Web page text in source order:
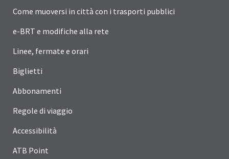
Come muoversi in città con i trasporti pubblici
e-BRT e modifiche alla rete
Linee, fermate e orari
Biglietti
Abbonamenti
Regole di viaggio
Accessibilità
ATB Point